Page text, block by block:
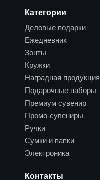
Категории
Деловые подарки
Ежедневник
Зонты
Кружки
Наградная продукция
Подарочные наборы
Премиум сувенир
Промо-сувениры
Ручки
Сумки и папки
Электроника
Контакты